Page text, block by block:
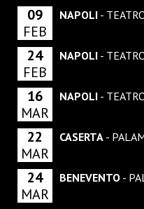
09
FEB
NAPOLI -
24
FEB
NAPOLI -
16
MAR
NAPOLI -
22
MAR
CASERTA -
24
MAR
BENEVENTO -